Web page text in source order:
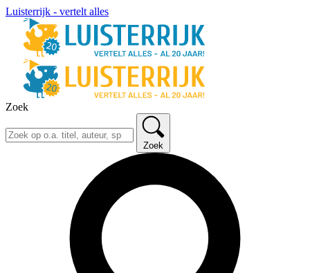
Luisterrijk - vertelt alles
Zoek
Zoek